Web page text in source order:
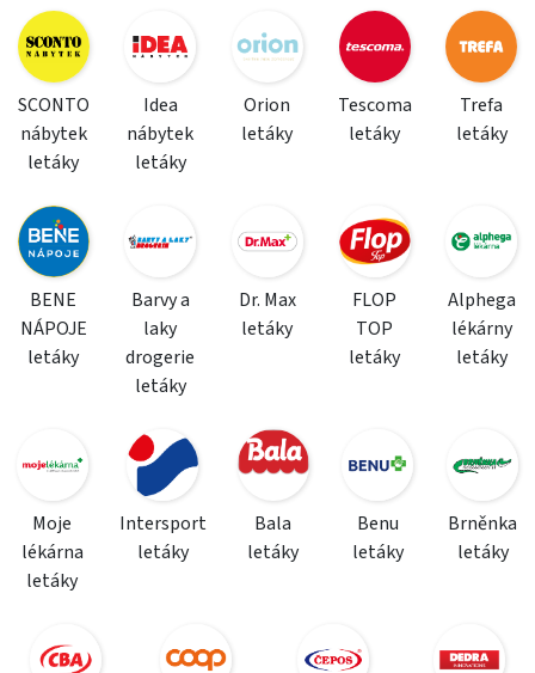
SCONTO
nábytek
letáky
Idea
nábytek
letáky
Orion
letáky
Tescoma
letáky
Trefa
letáky
BENE
NÁPOJE
letáky
Barvy a
laky
drogerie
letáky
Dr. Max
letáky
FLOP
TOP
letáky
Alphega
lékárny
letáky
Moje
lékárna
letáky
Intersport
letáky
Bala
letáky
Benu
letáky
Brněnka
letáky